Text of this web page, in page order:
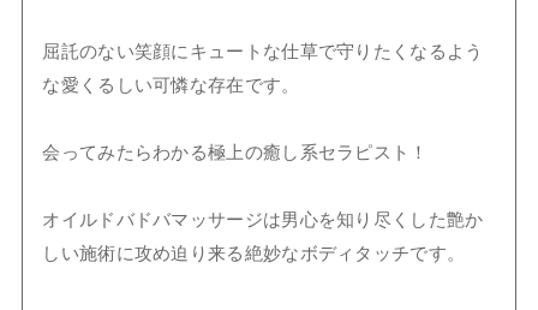
屈託のない笑顔にキュートな仕草で守りたくなるよう
な愛くるしい可憐な存在です。
会ってみたらわかる極上の癒し系セラピスト！
オイルドバドバマッサージは男心を知り尽くした艶か
しい施術に攻め迫り来る絶妙なボディタッチです。